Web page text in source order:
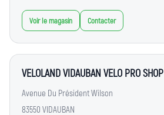
Voir le magasin Contacter
VELOLAND VIDAUBAN VELO PRO SHOP
Avenue Du Président Wilson
83550 VIDAUBAN